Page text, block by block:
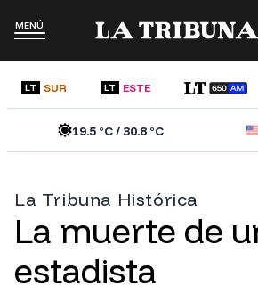
MENÚ
LT SUR LT ESTE
19.5°C /30.8°C
La Tribuna Histórica
La muerte de
estadista